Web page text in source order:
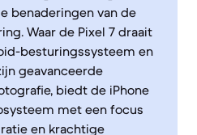
benaderingen van de
Waar de Pixel 7 draait
besturingssysteem en
geavanceerde
biedt de iPhone
met een focus
en krachtige